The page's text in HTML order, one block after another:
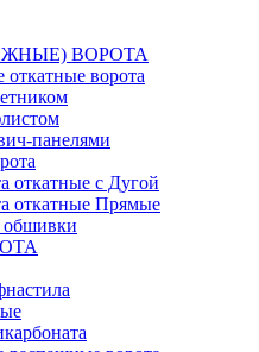
ВОРОТА
откатные ворота
панелями
откатные с Дугой
откатные Прямые
обшивки